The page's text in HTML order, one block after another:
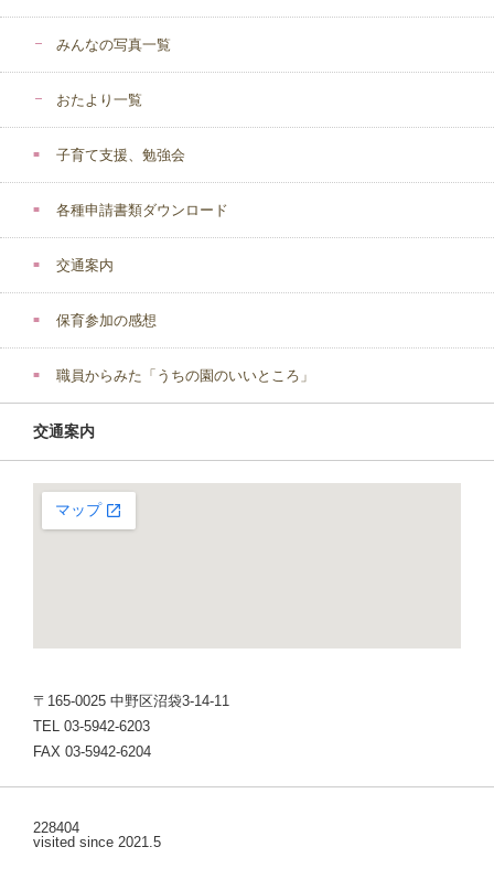
みんなの写真一覧
おたより一覧
子育て支援、勉強会
各種申請書類ダウンロード
交通案内
保育参加の感想
職員からみた「うちの園のいいところ」
交通案内
〒165-0025 中野区沼袋3-14-11
TEL 03-5942-6203
FAX 03-5942-6204
228404
visited since 2021.5